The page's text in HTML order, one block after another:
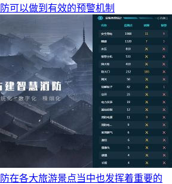
可以做到有效的预警机制
在各大旅游景点当中也发挥着重要的